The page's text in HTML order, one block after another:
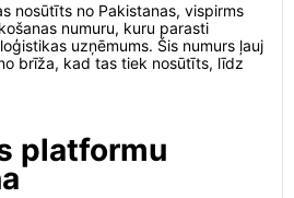
nosūtīts no Pakistanas, vispirms
numuru, kuru parasti
uzņēmums. Šis numurs ļauj
brīža, kad tas tiek nosūtīts, līdz
platformu